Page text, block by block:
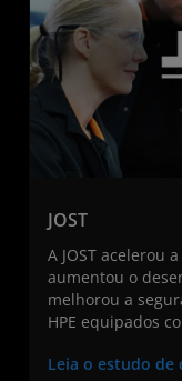
JOST
A JOST acelerou
aumentou o
melhorou a
HPE equipados
Leia o estudo de